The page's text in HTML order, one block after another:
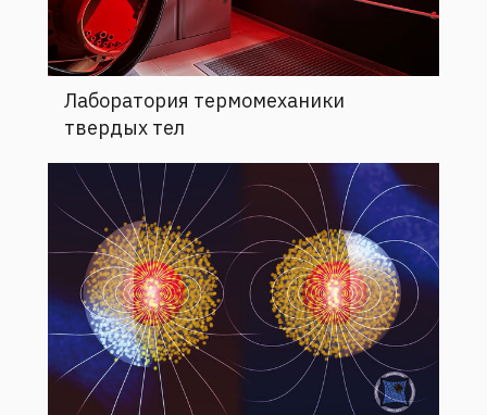
Лаборатория термомеханики
твердых тел